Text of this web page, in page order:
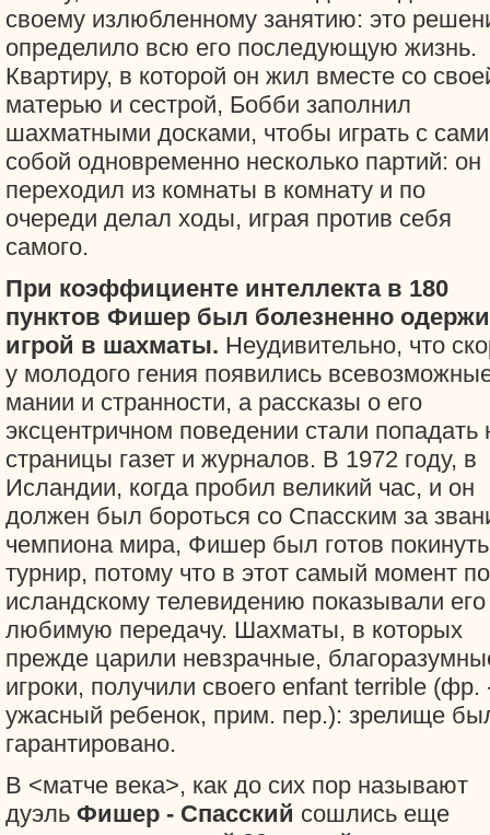
своему излюбленному занятию: это
определило всю его последующую жизнь.
Квартиру, в которой он жил вместе со
матерью и сестрой, Бобби заполнил
шахматными досками, чтобы играть с
собой одновременно несколько партий: он
переходил из комнаты в комнату и по
очереди делал ходы, играя против себя
самого.
При коэффициенте интеллекта в 180
пунктов Фишер был болезненно
игрой в шахматы. Неудивительно, что
у молодого гения появились
мании и странности, а рассказы о его
эксцентричном поведении стали попадать
страницы газет и журналов. В 1972 году, в
Исландии, когда пробил великий час, и он
должен был бороться со Спасским за
чемпиона мира, Фишер был готов покинуть
турнир, потому что в этот самый момент по
исландскому телевидению показывали его
любимую передачу. Шахматы, в которых
прежде царили невзрачные,
игроки, получили своего enfant terrible (фр.
ужасный ребенок, прим. пер.): зрелище
гарантировано.
В <матче века>, как до сих пор называют
дуэль Фишер - Спасский сошлись еще